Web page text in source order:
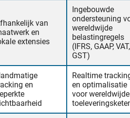
van
en
extensies
Ingebouwde
ondersteuning
wereldwijde
belastingregels
(IFRS, GAAP, VAT,
GST)
en
Realtime
en optimalisatie
voor wereldwijde